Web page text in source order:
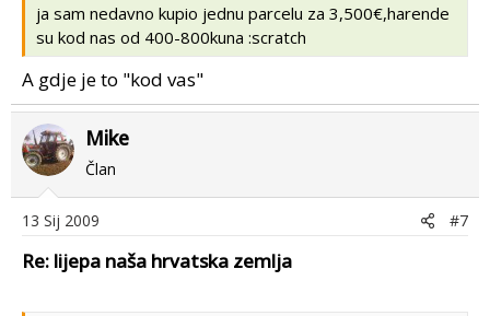
ja sam nedavno kupio jednu parcelu za 3,500€,harende
su kod nas od 400-800kuna :scratch
A gdje je to "kod vas"
Mike
Član
13 Sij 2009 #7
Re: lijepa naša hrvatska zemlja